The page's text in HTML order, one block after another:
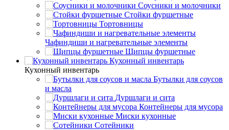
Соусники и молочники
Стойки фуршетные
Тортовницы
Чафиндиши и нагревательные элементы
Щипцы фуршетные
Кухонный инвентарь
Кухонный инвентарь
Бутылки для соусов
и масла
Дуршлаги и сита
Контейнеры для мусора
Миски кухонные
Сотейники